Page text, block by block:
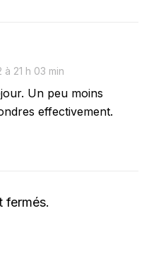
21 h 03 min
Un peu moins
effectivement.
fermés.